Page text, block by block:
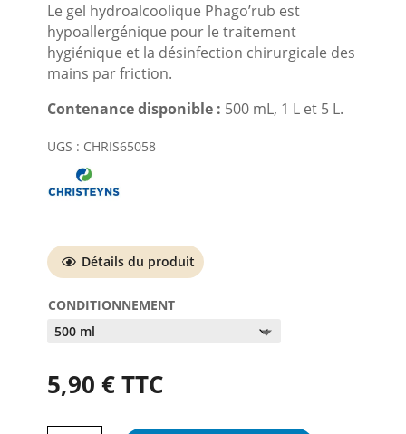
Le gel hydroalcoolique Phago’rub est
hypoallergénique pour le traitement
hygiénique et la désinfection chirurgicale des
mains par friction.
Contenance disponible : 500 mL, 1 L et 5 L.
UGS : CHRIS65058
Détails du produit
CONDITIONNEMENT
5,90€ TTC